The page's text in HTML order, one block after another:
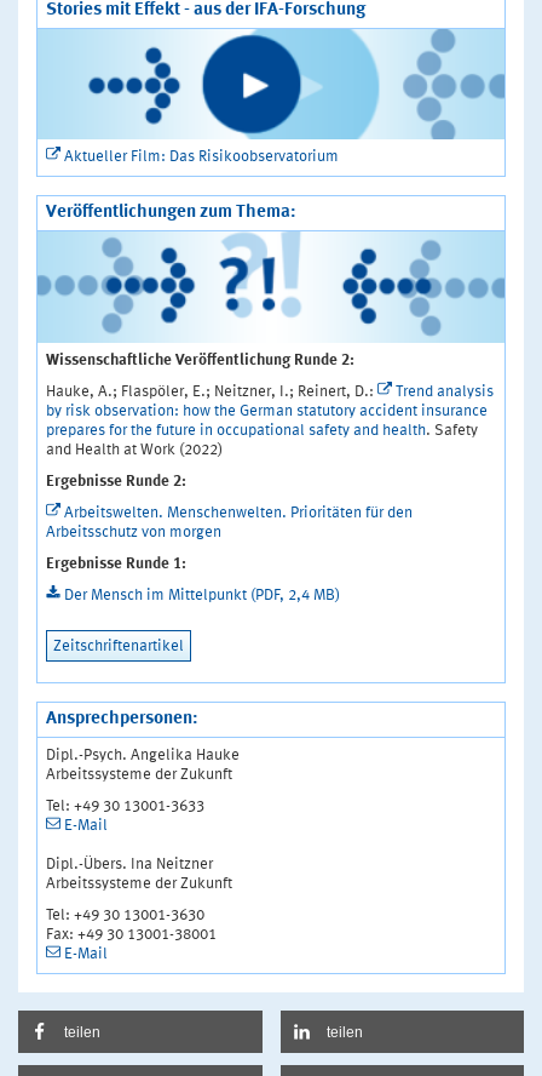
Stories mit Effekt - aus der IFA-Forschung
Aktueller Film: Das Risikoobservatorium
Veröffentlichungen zum Thema:
Wissenschaftliche Veröffentlichung Runde 2:
Hauke, A.; Flaspöler, E.; Neitzner, I.; Reinert, D.:
Trend analysis
by risk observation: how the German statutory accident insurance
prepares for the future in occupational safety and health. Safety
and Health at Work (2022)
Ergebnisse Runde 2:
Arbeitswelten. Menschenwelten. Prioritäten für den
Arbeitsschutz von morgen
Ergebnisse Runde 1:
Der Mensch im Mittelpunkt (PDF, 2,4 MB)
Zeitschriftenartikel
Ansprechpersonen:
Dipl.-Psych. Angelika Hauke
Arbeitssysteme der Zukunft
Tel: +49 30 13001-3633
E-Mail
Dipl.-Übers. Ina Neitzner
Arbeitssysteme der Zukunft
Tel: +49 30 13001-3630
Fax: +49 30 13001-38001
E-Mail
teilen teilen